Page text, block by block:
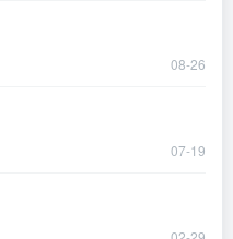
08-26
07-19